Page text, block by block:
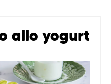
allo yogurt